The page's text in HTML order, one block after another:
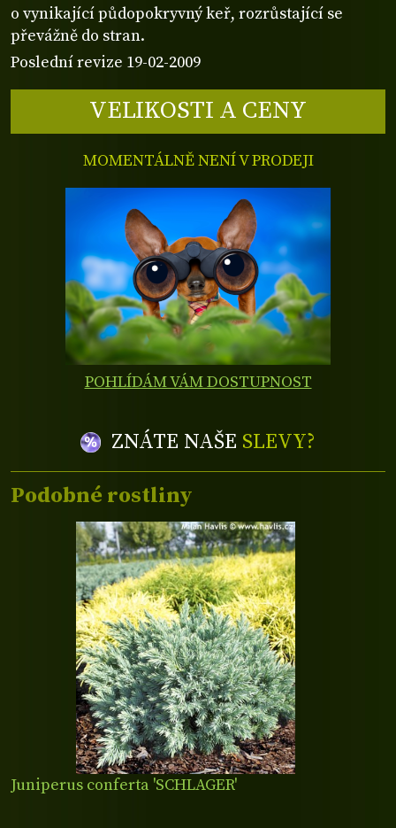
o vynikající půdopokryvný keř, rozrůstající se
převážně do stran.
Poslední revize 19-02-2009
VELIKOSTI A CENY
MOMENTÁLNĚ NENÍ V PRODEJI
POHLÍDÁM VÁM DOSTUPNOST
ZNÁTE NAŠE SLEVY?
Podobné rostliny
Juniperus conferta 'SCHLAGER'